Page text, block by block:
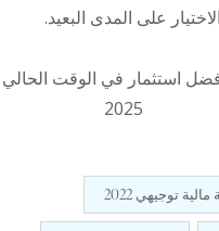
على المدى البعيد.
توجيهي 2022